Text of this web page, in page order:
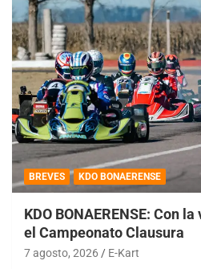
BREVES KDO BONAERENSE
KDO BONAERENSE: Con
el Campeonato Clausura
7 agosto, 2026 E-Kart